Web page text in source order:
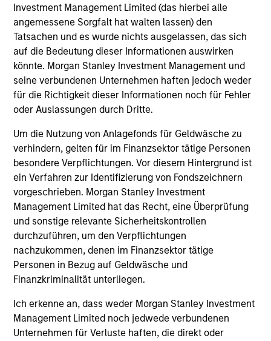
Investment Management Limited (das hierbei alle
angemessene Sorgfalt hat walten lassen) den
Tatsachen und es wurde nichts ausgelassen, das sich
auf die Bedeutung dieser Informationen auswirken
könnte. Morgan Stanley Investment Management und
seine verbundenen Unternehmen haften jedoch weder
für die Richtigkeit dieser Informationen noch für Fehler
oder Auslassungen durch Dritte.
Um die Nutzung von Anlagefonds für Geldwäsche zu
verhindern, gelten für im Finanzsektor tätige Personen
besondere Verpflichtungen. Vor diesem Hintergrund ist
ein Verfahren zur Identifizierung von Fondszeichnern
vorgeschrieben. Morgan Stanley Investment
Management Limited hat das Recht, eine Überprüfung
und sonstige relevante Sicherheitskontrollen
durchzuführen, um den Verpflichtungen
nachzukommen, denen im Finanzsektor tätige
Personen in Bezug auf Geldwäsche und
Finanzkriminalität unterliegen.
Ich erkenne an, dass weder Morgan Stanley Investment
Management Limited noch jedwede verbundenen
Unternehmen für Verluste haften, die direkt oder
Morgan Stanley Investment Management.Bitte
klicken Sie hierfür weitere Performanceangaben
und wichtige Informationen, die sorgfältig zu lesen
sind.
Dielaufenden Kostenspiegeln die Zahlungen und
Aufwendungen wider, die während des
Geschäftsbetriebs des Fonds anfallen und vom Vermögen
des Fonds im Laufe der Zeit abgezogen werden. Enthalten
sind die Gebühren für die Anlageverwaltung
(Verwaltungsgebühr), Depotbankgebühren und
Administrationskosten.
Durchschnittliche jährliche
Gesamtrendite
Historical Information